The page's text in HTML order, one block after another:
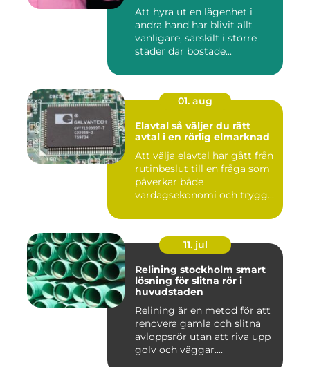
Att hyra ut en lägenhet i
andra hand har blivit allt
vanligare, särskilt i större
städer där bostäde...
01. aug
Elavtal så väljer du rätt
avtal i en rörlig elmarknad
Att välja elavtal har gått från
rutinbeslut till en fråga som
påverkar både
vardagsekonomi och trygg...
11. jul
Relining stockholm smart
lösning för slitna rör i
huvudstaden
Relining är en metod för att
renovera gamla och slitna
avloppsrör utan att riva upp
golv och väggar....